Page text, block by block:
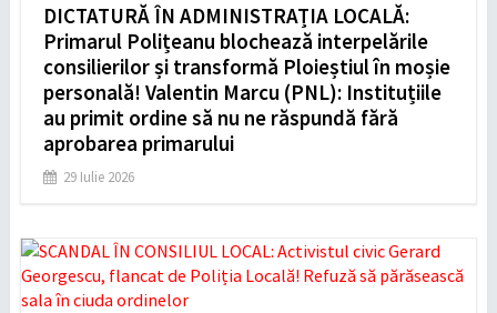
DICTATURĂ ÎN ADMINISTRAȚIA LOCALĂ:
Primarul Polițeanu blochează interpelările
consilierilor și transformă Ploieștiul în moșie
personală! Valentin Marcu (PNL): Instituțiile
au primit ordine să nu ne răspundă fără
aprobarea primarului
29 Iulie 2026